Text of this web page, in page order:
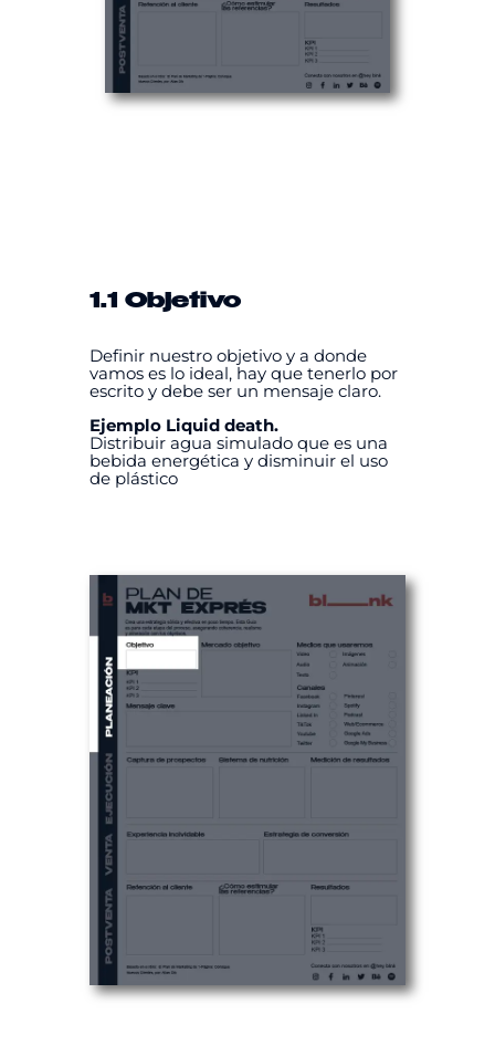
1.1 Objetivo
Definir nuestro objetivo y a donde
vamos es lo ideal, hay que tenerlo por
escrito y debe ser un mensaje claro.
Ejemplo Liquid death.
Distribuir agua simulado que es una
bebida energética y disminuir el uso
de plástico